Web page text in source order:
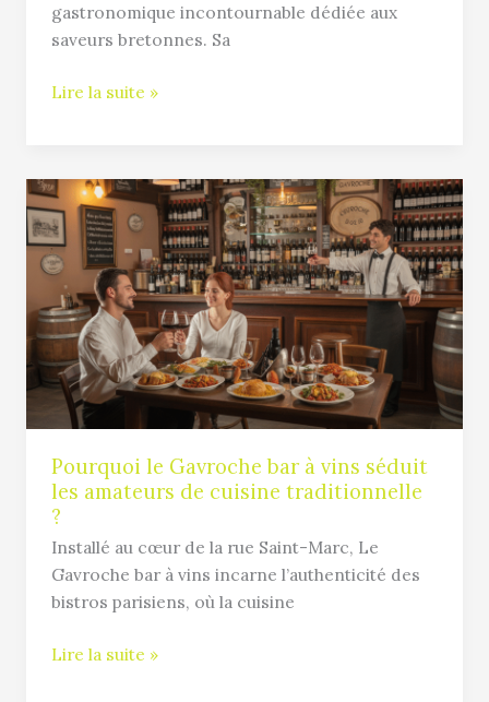
gastronomique incontournable dédiée aux
saveurs bretonnes. Sa
Lire la suite »
Pourquoi le Gavroche bar à vins séduit
les amateurs de cuisine traditionnelle
?
Installé au cœur de la rue Saint-Marc, Le
Gavroche bar à vins incarne l’authenticité des
bistros parisiens, où la cuisine
Pourquoi
le
Gavroche
bar
à
vins
séduit
les
amateurs
cuisine
traditionnelle
?
Lire la suite »